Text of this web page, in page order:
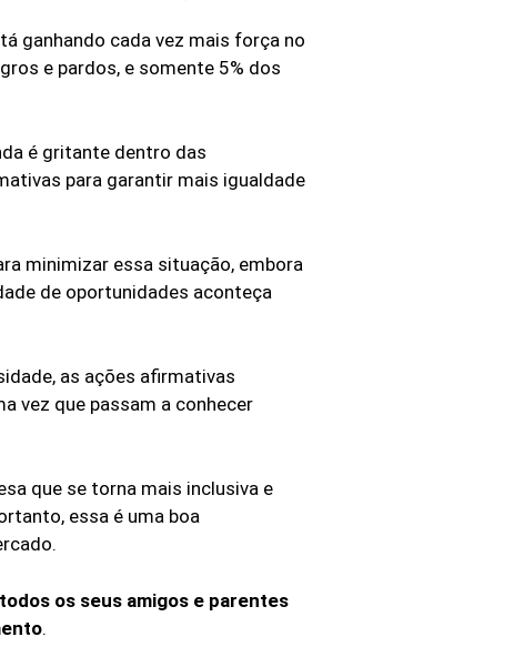
ganhando cada vez mais força no
e pardos, e somente 5% dos
é gritante dentro das
para garantir mais igualdade
minimizar essa situação, embora
de oportunidades aconteça
as ações afirmativas
vez que passam a conhecer
que se torna mais inclusiva e
essa é uma boa
os seus amigos e parentes
.